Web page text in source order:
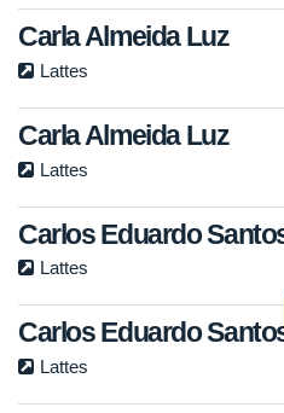
Carla Almeida Luz
Lattes
Carla Almeida Luz
Lattes
Carlos Eduardo
Lattes
Carlos Eduardo
Lattes